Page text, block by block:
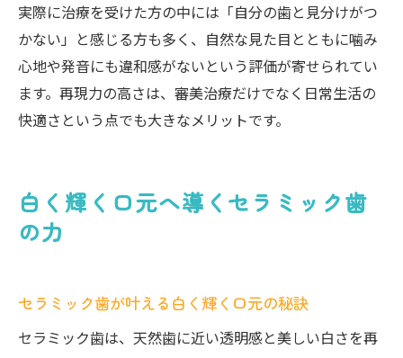
実際に治療を受けた方の中には「自分の歯と見分けがつ
かない」と感じる方も多く、自然な見た目とともに噛み
心地や発音にも違和感がないという評価が寄せられてい
ます。再現力の高さは、審美治療だけでなく日常生活の
快適さという点でも大きなメリットです。
白く輝く口元へ導くセラミック歯
の力
セラミック歯が叶える白く輝く口元の秘訣
セラミック歯は、天然歯に近い透明感と美しい白さを再